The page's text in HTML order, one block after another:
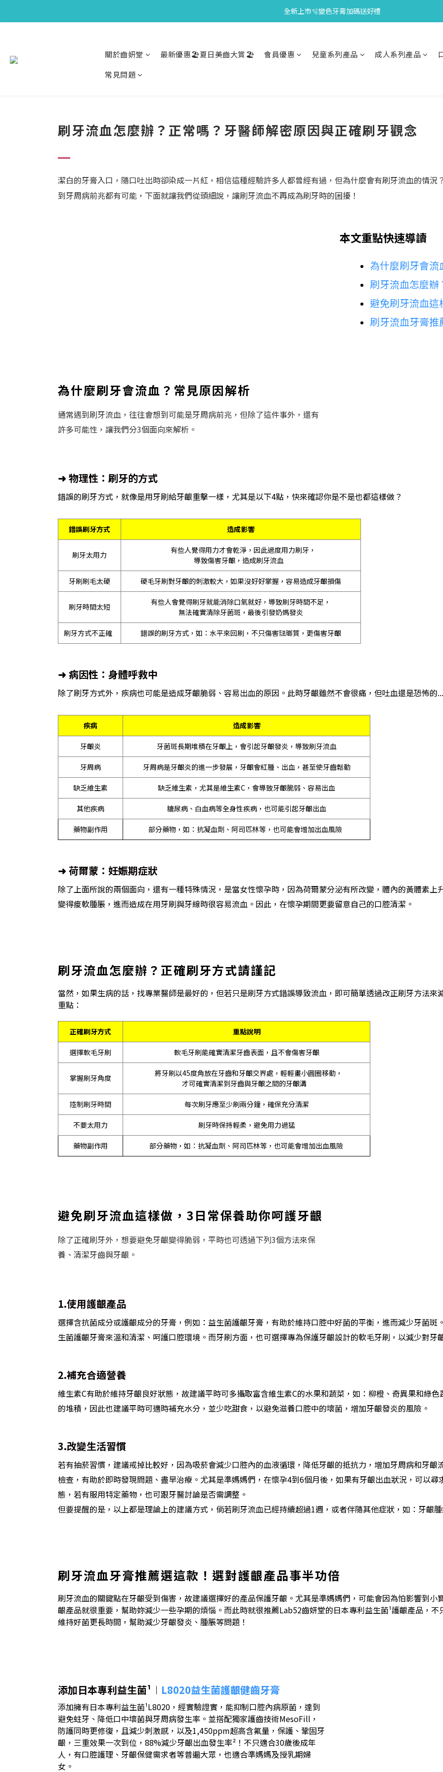
會員限定🎁點數兌換好禮
全新上市🫧變色牙膏加碼送好禮
關於齒妍堂 最新優惠🏖️夏日美齒大賞🏖️ 會員優惠 兒童系列產品 成人系列產品
常見問題
刷牙流血怎麼辦？正常嗎？牙醫師解密原因與正確刷牙觀念
潔白的牙膏入口，隨口吐出時卻染成一片紅，相信這種經驗許多人都曾經有過，但為什麼會有刷牙流血的情
到牙周病前兆都有可能，下面就讓我們從頭細說，讓刷牙流血不再成為刷牙時的困擾！
本文重點快速導讀
為什麼刷牙會
刷牙流血怎麼
避免刷牙流血
刷牙流血牙膏
為什麼刷牙會流血？常見原因解析
通常遇到刷牙流血，往往會想到可能是牙周病前兆，但除了這件事外，還有
許多可能性，讓我們分3個面向來解析。
➜ 物理性：刷牙的方式
錯誤的刷牙方式，就像是用牙刷給牙齦重擊一樣，尤其是以下4點，快來確認你是不是也都這樣做？
錯誤刷牙方式 造成影響
刷牙太用力
有些人覺得用力才會乾淨，因此過度用力刷牙，
導致傷害牙齦，造成刷牙流血
牙刷刷毛太硬 硬毛牙刷對牙齦的刺激較大，如果沒好好掌握，容易造成牙齦損傷
刷牙時間太短
有些人會覺得刷牙就能消除口氣就好，導致刷牙時間不足，
無法確實清除牙菌斑，最後引發奶媽發炎
刷牙方式不正確 錯誤的刷牙方式，如：水平來回刷，不只傷害琺瑯質，更傷害牙齦
➜ 病因性：身體呼救中
除了刷牙方式外，疾病也可能是造成牙齦脆弱、容易出血的原因。此時牙齦雖然不會很痛，但吐血還是恐怖的...
疾病 造成影響
牙齦炎 牙菌斑長期堆積在牙齦上，會引起牙齦發炎，導致刷牙流血
牙周病 牙周病是牙齦炎的進一步發展，牙齦會紅腫、出血，甚至使牙齒鬆動
缺乏維生素 缺乏維生素，尤其是維生素C，會導致牙齦脆弱、容易出血
其他疾病 糖尿病、白血病等全身性疾病，也可能引起牙齦出血
藥物副作用 部分藥物，如：抗凝血劑、阿司匹林等，也可能會增加出血風險
➜ 荷爾蒙：妊娠期症狀
除了上面所說的兩個面向，還有一種特殊情況，是當女性懷孕時，因為荷爾蒙分泌有所改變，體內的黃體素
變得痠軟腫脹，進而造成在用牙刷與牙線時很容易流血。因此，在懷孕期間更要留意自己的口腔清潔。
刷牙流血怎麼辦？正確刷牙方式請謹記
當然，如果生病的話，找專業醫師是最好的，但若只是刷牙方式錯誤導致流血，即可簡單透過改正刷牙方法
重點：
正確刷牙方式 重點說明
選擇軟毛牙刷 軟毛牙刷能確實清潔牙齒表面，且不會傷害牙齦
掌握刷牙角度
將牙刷以45度角放在牙齒和牙齦交界處，輕輕畫小圓圈移動，
才可確實清潔到牙齒與牙齦之間的牙齦溝
控制刷牙時間 每次刷牙應至少刷兩分鐘，確保充分清潔
不要太用力 刷牙時保持輕柔，避免用力過猛
藥物副作用 部分藥物，如：抗凝血劑、阿司匹林等，也可能會增加出血風險
避免刷牙流血這樣做，3日常保養助你呵護牙齦
除了正確刷牙外，想要避免牙齦變得脆弱，平時也可透過下列3個方法來保
養、清潔牙齒與牙齦。
1.使用護齦產品
選擇含抗菌成分或護齦成分的牙膏，例如：益生菌護齦牙膏，有助於維持口腔中好菌的平衡，進而減少牙菌
生菌護齦牙膏來溫和清潔、呵護口腔環境。而牙刷方面，也可選擇專為保護牙齦設計的軟毛牙刷，以減少對牙
2.補充合適營養
維生素C有助於維持牙齦良好狀態，故建議平時可多攝取富含維生素C的水果和蔬菜，如：柳橙、奇異果和綠
的堆積，因此也建議平時可適時補充水分，並少吃甜食，以避免滋養口腔中的壞菌，增加牙齦發炎的風險。
3.改變生活習慣
若有抽菸習慣，建議戒掉比較好，因為吸菸會減少口腔內的血液循環，降低牙齦的抵抗力，增加牙周病和牙
檢查，有助於即時發現問題、盡早治療。尤其是準媽媽們，在懷孕4到6個月後，如果有牙齦出血狀況，可以
態，若有服用特定藥物，也可跟牙醫討論是否需調整。
但要提醒的是，以上都是理論上的建議方式，倘若刷牙流血已經持續超過1週，或者伴隨其他症狀，如：牙齦
刷牙流血牙膏推薦選這款！選對護齦產品事半功倍
刷牙流血的關鍵點在牙齦受到傷害，故建議選擇好的產品保護牙齦。尤其是準媽媽們，可能會因為怕影響到
齦產品就很重要，幫助妳減少一些孕期的煩惱。而此時就很推薦Lab52齒妍堂的日本專利益生菌¹護齦產品，
維持好菌更長時間，幫助減少牙齦發炎、腫脹等問題！
添加日本專利益生菌¹︱ L8020益生菌護齦健齒牙膏
添加擁有日本專利益生菌¹L8020，經實驗證實，能抑制口腔內病原菌，達到
避免蛀牙、降低口中壞菌與牙周病發生率。並搭配獨家護齒技術MesoFill，
防護同時更修復，且減少刺激感，以及1,450ppm超高含氟量，保護、鞏固牙
齦，三重效果一次到位，88%減少牙齦出血發生率²！不只適合30歲後成年
人，有口腔護理、牙齦保健需求者等普遍大眾，也適合準媽媽及授乳期婦
女。